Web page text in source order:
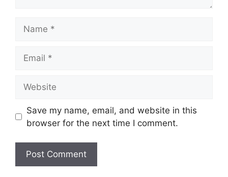
Save my name, email, and website in this
browser for the next time I comment.